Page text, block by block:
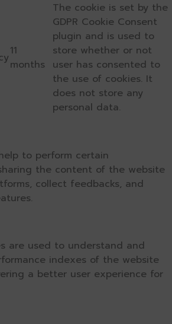
11
months
The cookie is set by the
GDPR Cookie Consent
plugin and is used to
store whether or not
user has consented to
the use of cookies. It
does not store any
personal data.
to perform certain
the content of the website
collect feedbacks, and
are used to understand and
indexes of the website
a better user experience for